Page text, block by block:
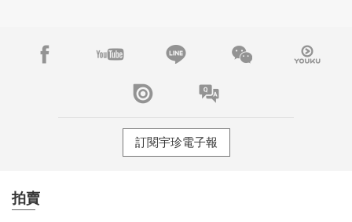
訂閱宇珍電子報
拍賣